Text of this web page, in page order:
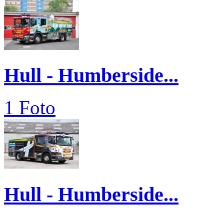
Hull - Humberside...
1 Foto
Hull - Humberside...